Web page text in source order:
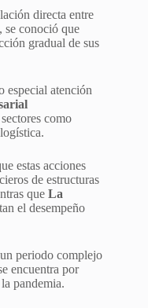
directa entre
se conoció que
gradual de sus
especial atención
como
estas acciones
de estructuras
que La
el desempeño
periodo complejo
encuentra por
pandemia.